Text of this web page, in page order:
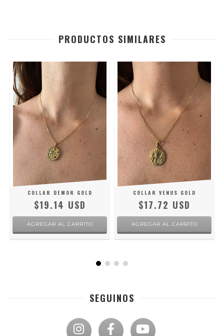
PRODUCTOS SIMILARES
COLLAR DEMOR GOLD
$19.14 USD
COLLAR VENUS GOLD
$17.72 USD
SEGUINOS